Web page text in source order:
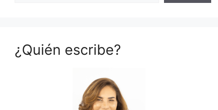
¿Quién escribe?